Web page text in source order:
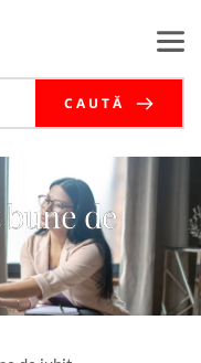
CAUTĂ
de